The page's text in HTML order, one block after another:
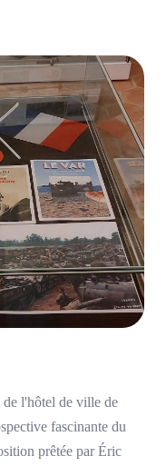
de l'hôtel de ville de
fascinante du
prêtée par Éric